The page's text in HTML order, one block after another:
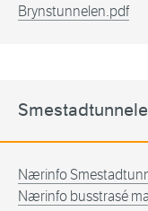
Brynstunnelen.pdf
Nærinfo
Nærinfo busstrasé